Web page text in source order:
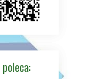
poleca: